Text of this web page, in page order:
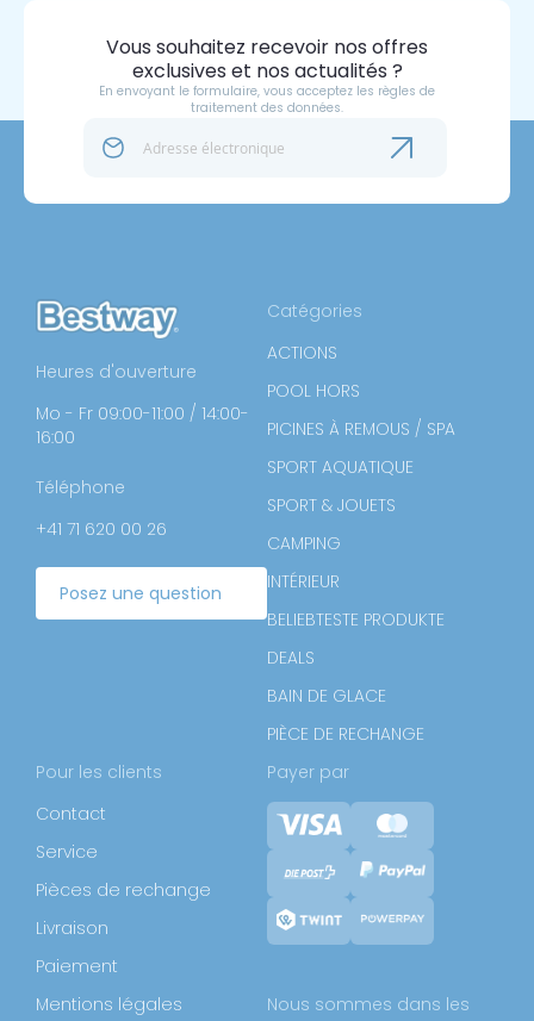
Vous souhaitez recevoir nos offres
exclusives et nos actualités ?
En envoyant le formulaire, vous acceptez les règles de
traitement des données.
Heures d'ouverture
Mo - Fr 09:00-11:00 / 14:00-
16:00
Téléphone
+41 71 620 00 26
Posez une question
Catégories
ACTIONS
POOL HORS
PICINES À REMOUS / SPA
SPORT AQUATIQUE
SPORT & JOUETS
CAMPING
INTÉRIEUR
BELIEBTESTE PRODUKTE
DEALS
BAIN DE GLACE
PIÈCE DE RECHANGE
Pour les clients
Contact
Service
Pièces de rechange
Livraison
Paiement
Mentions légales
Payer par
Nous sommes dans les